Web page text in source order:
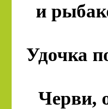
и
Удочка
Черви,